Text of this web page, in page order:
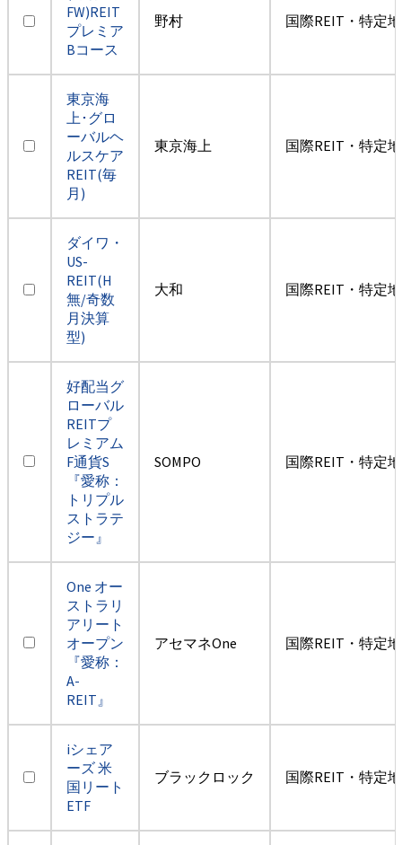
FW)REIT
プレミア
Bコース
野村 国際REIT・特定
東京海
上･グロ
ーバルヘ
ルスケア
REIT(毎
月)
東京海上 国際REIT・特定
ダイワ・
US-
REIT(H
無/奇数
月決算
型)
大和 国際REIT・特定
好配当グ
ローバル
REITプ
レミアム
F通貨S
『愛称：
トリプル
ストラテ
ジー』
SOMPO 国際REIT・特定
One オー
ストラリ
アリート
オープン
『愛称：
A-
REIT』
アセマネOne 国際REIT・特定
iシェア
ーズ 米
国リート
ETF
ブラックロック 国際REIT・特定